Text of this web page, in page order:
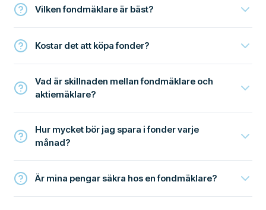
Vilken fondmäklare är bäst?
Kostar det att köpa fonder?
Vad är skillnaden mellan fondmäklare och
aktiemäklare?
Hur mycket bör jag spara i fonder varje
månad?
Är mina pengar säkra hos en fondmäklare?